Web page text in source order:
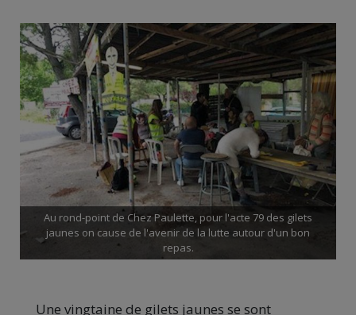
Au rond-point de Chez Paulette, pour l'acte 79 des gilets
jaunes on cause de l'avenir de la lutte autour d'un bon
repas.
Une vingtaine de gilets jaunes se sont